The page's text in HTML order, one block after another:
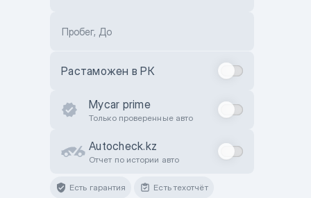
Пробег, До
Растаможен в РК
Mycar prime
Только проверенные авто
Autocheck.kz
Отчет по истории авто
Есть гарантия Есть техотчёт